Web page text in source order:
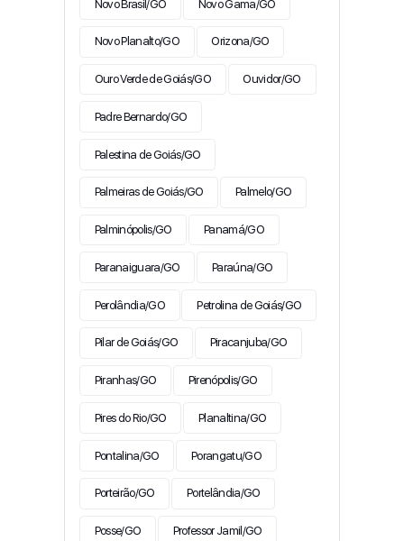
Novo Brasil/GO Novo Gama/GO
Novo Planalto/GO Orizona/GO
Ouro Verde de Goiás/GO Ouvidor/GO
Padre Bernardo/GO
Palestina de Goiás/GO
Palmeiras de Goiás/GO Palmelo/GO
Palminópolis/GO Panamá/GO
Paranaiguara/GO Paraúna/GO
Perolândia/GO Petrolina de Goiás/GO
Pilar de Goiás/GO Piracanjuba/GO
Piranhas/GO Pirenópolis/GO
Pires do Rio/GO Planaltina/GO
Pontalina/GO Porangatu/GO
Porteirão/GO Portelândia/GO
Posse/GO Professor Jamil/GO